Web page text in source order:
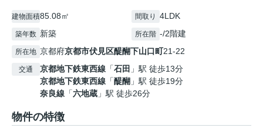
建物面積85.08㎡ 間取り 4LDK
築年数 新築 所在階 -/2階建
所在地 京都府京都市伏見区醍醐下山口町21-22
交通 京都地下鉄東西線 「石田 」駅 徒歩13分
京都地下鉄東西線 「醍醐 」駅 徒歩19分
奈良線 「六地蔵 」駅 徒歩26分
物件の特徴